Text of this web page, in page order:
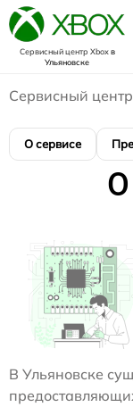
Сервисный центр Xboxв
Ульяновске
Сервисный
О сервисе
В Ульяновске